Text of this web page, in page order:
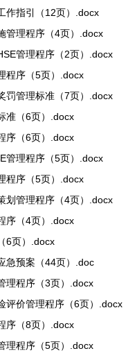
作指引（12页）.docx
管理程序（4页）.docx
管理程序（2页）.docx
程序（5页）.docx
罚管理标准（7页）.docx
准（6页）.docx
序（6页）.docx
管理程序（5页）.docx
程序（5页）.docx
划管理程序（4页）.docx
序（4页）.docx
6页）.docx
急预案（44页）.doc
理程序（3页）.docx
评价管理程序（6页）.docx
序（8页）.docx
理程序（5页）.docx